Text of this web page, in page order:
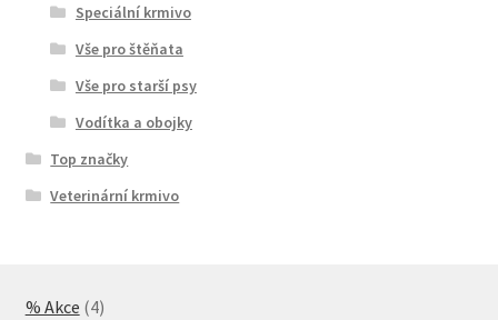
Speciální krmivo
Vše pro štěňata
Vše pro starší psy
Vodítka a obojky
Top značky
Veterinární krmivo
% Akce 44